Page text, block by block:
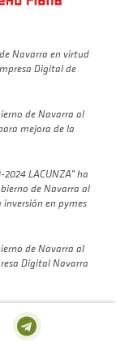
Navarra en virtud
Digital de
de Navarra al
mejora de la
LACUNZA” ha
de Navarra al
en pymes
de Navarra al
Digital Navarra